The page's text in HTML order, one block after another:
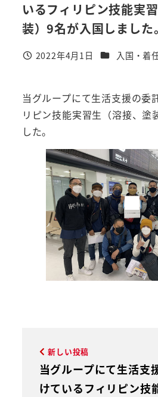
いるフィリピン技能実
装）9名が入国しました。
投稿日
2022年4月1日 カテゴリー
入国・着
当グループにて生活支援の委
リピン技能実習生（溶接、塗
した。
新しい投稿
当グループにて生活支
けているフィリピン